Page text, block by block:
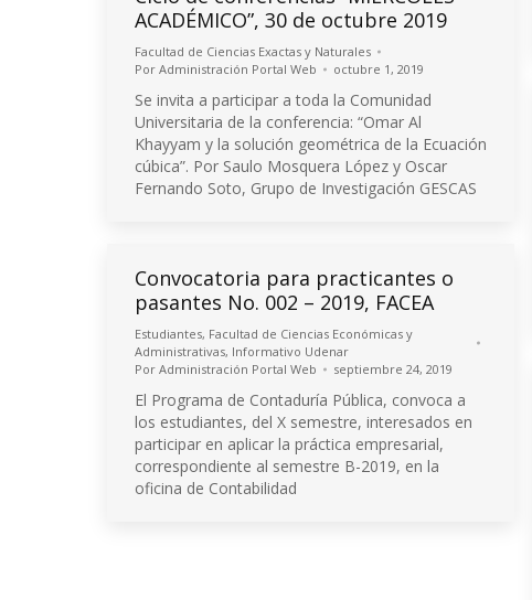
ACADÉMICO”, 30 de octubre 2019
Facultad de Ciencias Exactas y Naturales
Por Administración Portal Web octubre 1, 2019
Se invita a participar a toda la Comunidad
Universitaria de la conferencia: “Omar Al
Khayyam y la solución geométrica de la Ecuación
cúbica”. Por Saulo Mosquera López y Oscar
Fernando Soto, Grupo de Investigación GESCAS
Convocatoria para practicantes o
pasantes No. 002 – 2019, FACEA
Estudiantes, Facultad de Ciencias Económicas y
Administrativas, Informativo Udenar
Por Administración Portal Web septiembre 24, 2019
El Programa de Contaduría Pública, convoca a
los estudiantes, del X semestre, interesados en
participar en aplicar la práctica empresarial,
correspondiente al semestre B-2019, en la
oficina de Contabilidad